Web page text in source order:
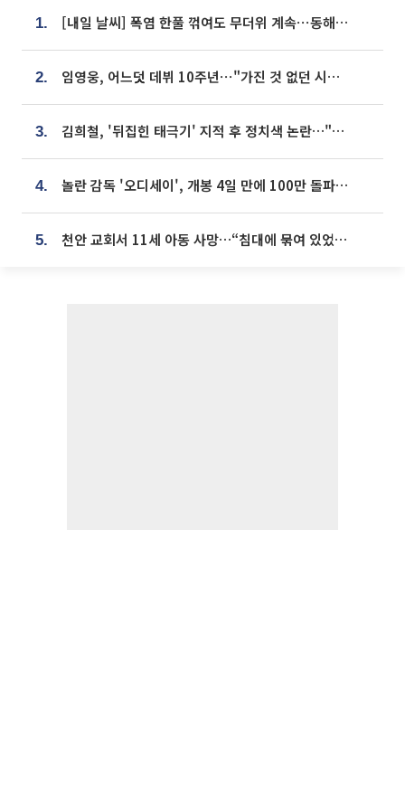
1. [내일 날씨] 폭염 한풀 꺾여도 무더위 계속⋯동해안 이틀 연속 비
2. 임영웅, 어느덧 데뷔 10주년⋯"가진 것 없던 시절, 내 앞엔 20명의 팬뿐"
3. 김희철, '뒤집힌 태극기' 지적 후 정치색 논란…"좌우 떠나 우리나라 국기"
4. 놀란 감독 '오디세이', 개봉 4일 만에 100만 돌파⋯'왕사남' 보다 빠르다
5. 천안 교회서 11세 아동 사망…“침대에 묶여 있었다” 진술 확보